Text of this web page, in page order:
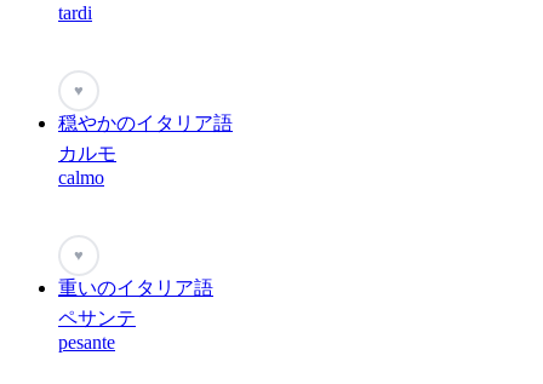
tardi
♥
穏やかのイタリア語
カルモ
calmo
♥
重いのイタリア語
ペサンテ
pesante